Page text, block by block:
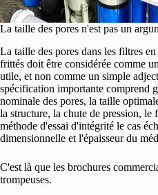
La taille des pores n'est pas un
La taille des pores dans les filtres
frittés doit être considérée comme
utile, et non comme un simple
spécification importante comprend
nominale des pores, la taille
la structure, la chute de pression, le
méthode d'essai d'intégrité le cas
dimensionnelle et l'épaisseur du
C'est là que les brochures
trompeuses.